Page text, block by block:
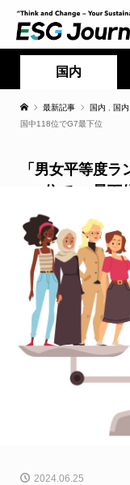
国内
最新記事 国内 国
国中118位でG7最下位
「男女平等度
118位でG7最下
2024.06.25